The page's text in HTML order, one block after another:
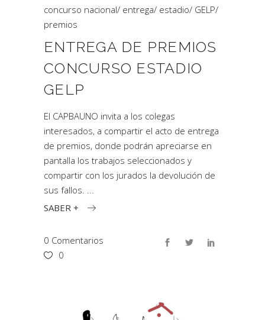
concurso nacional/ entrega/ estadio/ GELP/
premios
ENTREGA DE PREMIOS
CONCURSO ESTADIO
GELP
El CAPBAUNO invita a los colegas
interesados, a compartir el acto de entrega
de premios, donde podrán apreciarse en
pantalla los trabajos seleccionados y
compartir con los jurados la devolución de
sus fallos.
SABER +
0 Comentarios
0